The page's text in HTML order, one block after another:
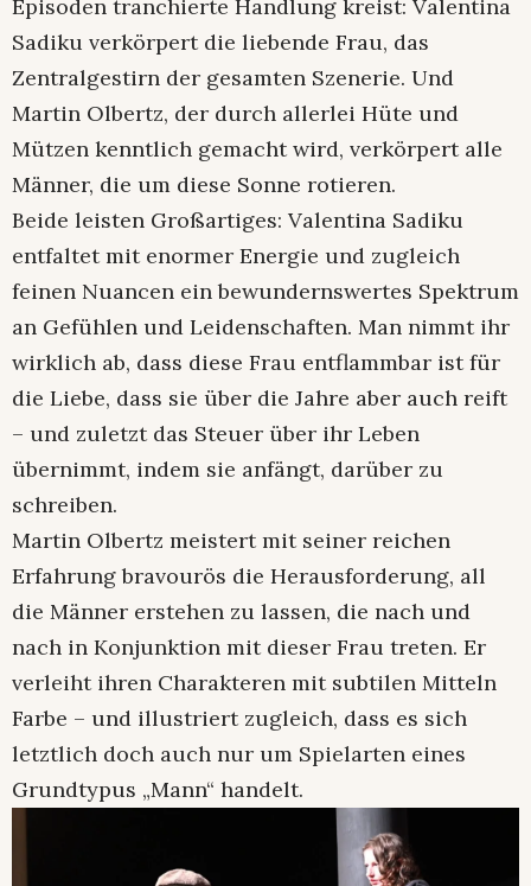
Episoden tranchierte Handlung kreist: Valentina
Sadiku verkörpert die liebende Frau, das
Zentralgestirn der gesamten Szenerie. Und
Martin Olbertz, der durch allerlei Hüte und
Mützen kenntlich gemacht wird, verkörpert alle
Männer, die um diese Sonne rotieren.
Beide leisten Großartiges: Valentina Sadiku
entfaltet mit enormer Energie und zugleich
feinen Nuancen ein bewundernswertes Spektrum
an Gefühlen und Leidenschaften. Man nimmt ihr
wirklich ab, dass diese Frau entflammbar ist für
die Liebe, dass sie über die Jahre aber auch reift
– und zuletzt das Steuer über ihr Leben
übernimmt, indem sie anfängt, darüber zu
schreiben.
Martin Olbertz meistert mit seiner reichen
Erfahrung bravourös die Herausforderung, all
die Männer erstehen zu lassen, die nach und
nach in Konjunktion mit dieser Frau treten. Er
verleiht ihren Charakteren mit subtilen Mitteln
Farbe – und illustriert zugleich, dass es sich
letztlich doch auch nur um Spielarten eines
Grundtypus „Mann“ handelt.